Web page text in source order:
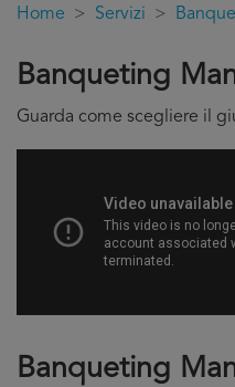
Home Servizi
Banqueting
Guarda come scegliere il
Banqueting